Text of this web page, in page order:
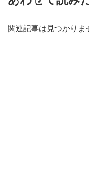
関連記事は見つかりま